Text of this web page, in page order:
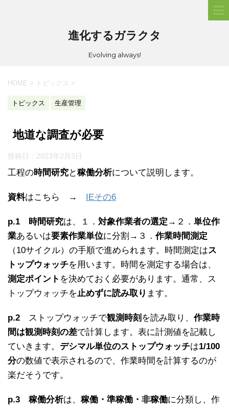
進化するガラクタ
Evolving always!
HOME > トピックス >
トピックス 生産管理
地道な調査が必要
投稿日： 2023年2月3日
工程の時間研究と稼働分析について説明します。
資料はこちら → IEその6
p.1 時間研究は、１． 対象作業者の選定 →２． 単位作
業あるいは要素作業単位に分割→３． 作業時間測定
（10サイクル）の手順で進められます。時間測定はス
トップウォッチを用います。時間を測定する場合は、
測定ポイント を決めておく必要があります。通常、ス
トップウォッチを 止めずに読み取り ます。
p.2 ストップウォッチで観測時刻 を読み取り、 作業時
間は観測時刻の差で計算します。表に計測値を記載し
ていきます。 デシマル単位のストップウォッチは1/100
分の数値で表示されるので、作業時間を計算するのが
楽だそうです。
p.3 稼働分析は、 稼働・準稼働・非稼働に分類し、作